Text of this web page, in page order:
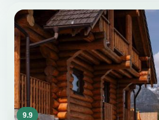
9.9